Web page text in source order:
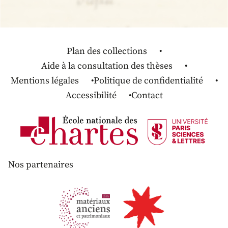
Plan des collections
Aide à la consultation des thèses
Mentions légales
Politique de confidentialité
Accessibilité
Contact
Nos partenaires